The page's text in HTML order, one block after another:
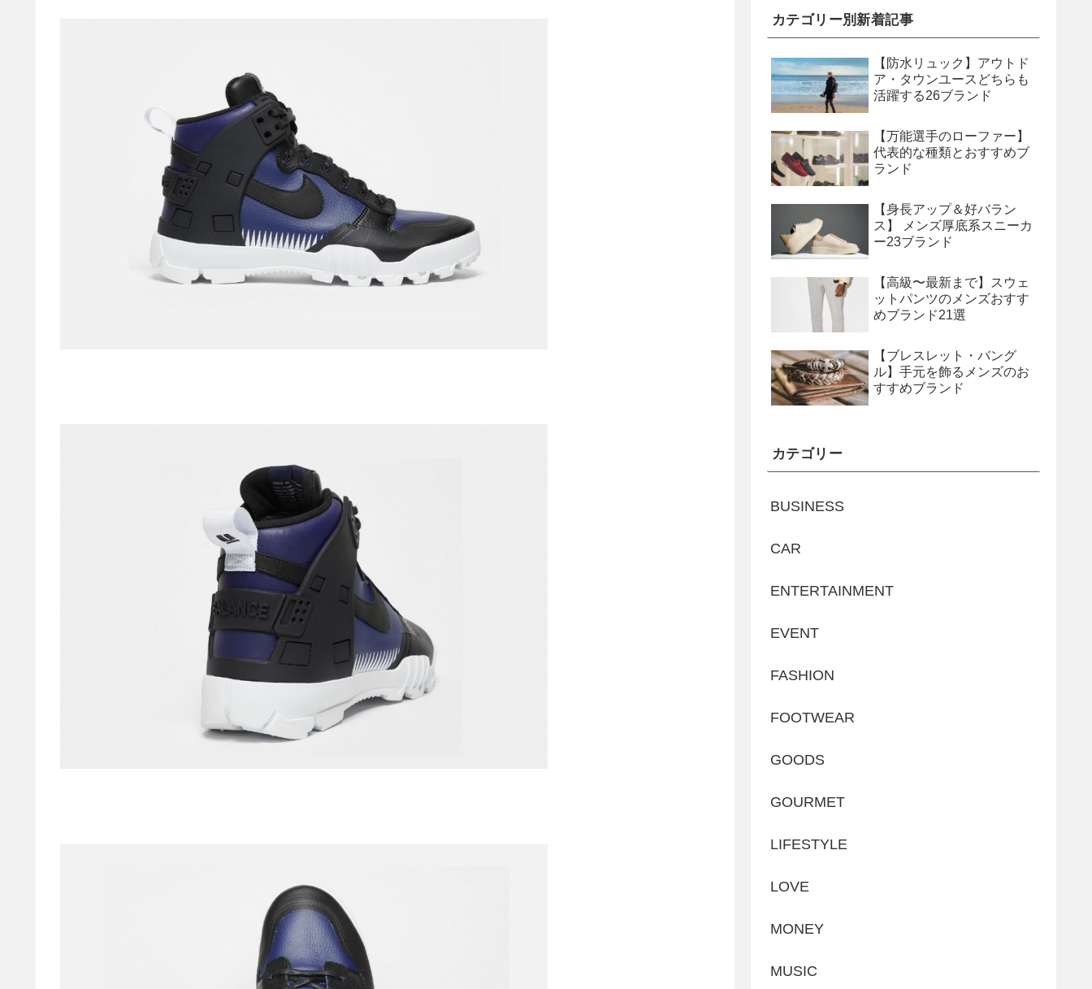
カテゴリー別新着記事
【防水リュック】アウトド
ア・タウンユースどちらも
活躍する26ブランド
【万能選手のローファー】
代表的な種類とおすすめブ
ランド
【身長アップ＆好バラン
ス】 メンズ厚底系スニーカ
ー23ブランド
【高級〜最新まで】スウェ
ットパンツのメンズおすす
めブランド21選
【ブレスレット・バング
ル】手元を飾るメンズのお
すすめブランド
カテゴリー
BUSINESS
CAR
ENTERTAINMENT
EVENT
FASHION
FOOTWEAR
GOODS
GOURMET
LIFESTYLE
LOVE
MONEY
MUSIC